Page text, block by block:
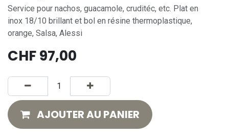
Service pour nachos, guacamole, cruditéc, etc. Plat en
inox 18/10 brillant et bol en résine thermoplastique,
orange, Salsa, Alessi
CHF97,00
AJOUTER AU PANIER